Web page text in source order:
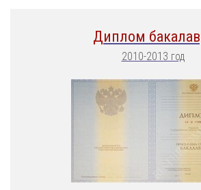
Диплом
2010-2013 год